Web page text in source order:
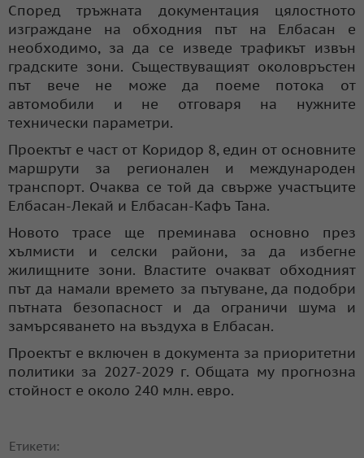
Според тръжната документация цялостното
изграждане на обходния път на Елбасан е
необходимо, за да се изведе трафикът извън
градските зони. Съществуващият околовръстен
път вече не може да поеме потока от
автомобили и не отговаря на нужните
технически параметри.
Проектът е част от Коридор 8, един от основните
маршрути за регионален и международен
транспорт. Очаква се той да свърже участъците
Елбасан-Лекай и Елбасан-Кафъ Тана.
Новото трасе ще преминава основно през
хълмисти и селски райони, за да избегне
жилищните зони. Властите очакват обходният
път да намали времето за пътуване, да подобри
пътната безопасност и да ограничи шума и
замърсяването на въздуха в Елбасан.
Проектът е включен в документа за приоритетни
политики за 2027-2029 г. Общата му прогнозна
стойност е около 240 млн. евро.
Етикети: